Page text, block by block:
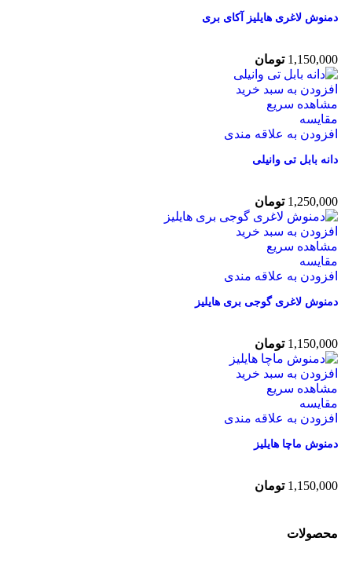
دمنوش لاغری هایلیز آکای بری
1,150,000 تومان
افزودن به سبد خرید
مشاهده سریع
مقایسه
افزودن به علاقه مندی
دانه بابل تی وانیلی
1,250,000 تومان
افزودن به سبد خرید
مشاهده سریع
مقایسه
افزودن به علاقه مندی
دمنوش لاغری گوجی بری هایلیز
1,150,000 تومان
افزودن به سبد خرید
مشاهده سریع
مقایسه
افزودن به علاقه مندی
دمنوش ماچا هایلیز
1,150,000 تومان
محصولات